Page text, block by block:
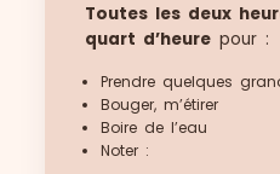
Toutes les deux
quart d’heurepour :
Prendre quelques
Bouger, m’étirer
Boire de l’eau
Noter :